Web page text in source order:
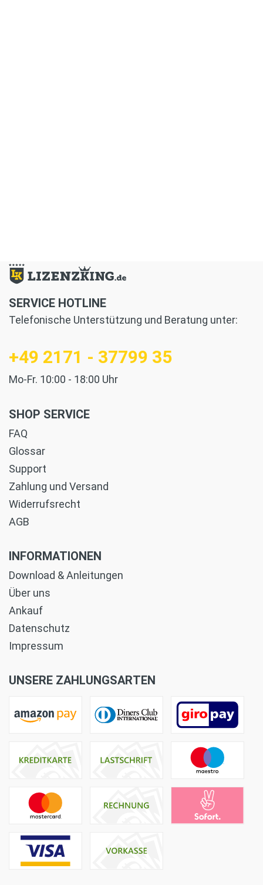
SERVICE HOTLINE
Telefonische Unterstützung und Beratung unter:
+49 2171 - 37799 35
Mo-Fr. 10:00 - 18:00 Uhr
SHOP SERVICE
FAQ
Glossar
Support
Zahlung und Versand
Widerrufsrecht
AGB
INFORMATIONEN
Download & Anleitungen
Über uns
Ankauf
Datenschutz
Impressum
UNSERE ZAHLUNGSARTEN